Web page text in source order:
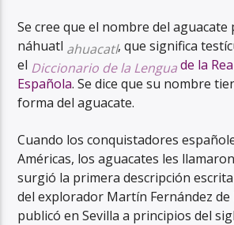
Se cree que el nombre del aguacate
náhuatl ahuacatl, que significa
el Diccionario de la Lengua de la
Española. Se dice que su nombre
forma del aguacate.
Cuando los conquistadores
Américas, los aguacates les
surgió la primera descripción
del explorador Martín Fernández de
publicó en Sevilla a principios del